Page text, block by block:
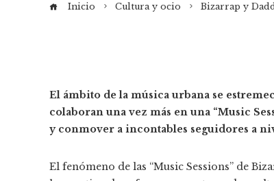
Inicio Cultura y ocio Bizarrap y
El ámbito de la música urbana se
colaboran una vez más en una “Music
y conmover a incontables seguidores a
El fenómeno de las “Music Sessions” de